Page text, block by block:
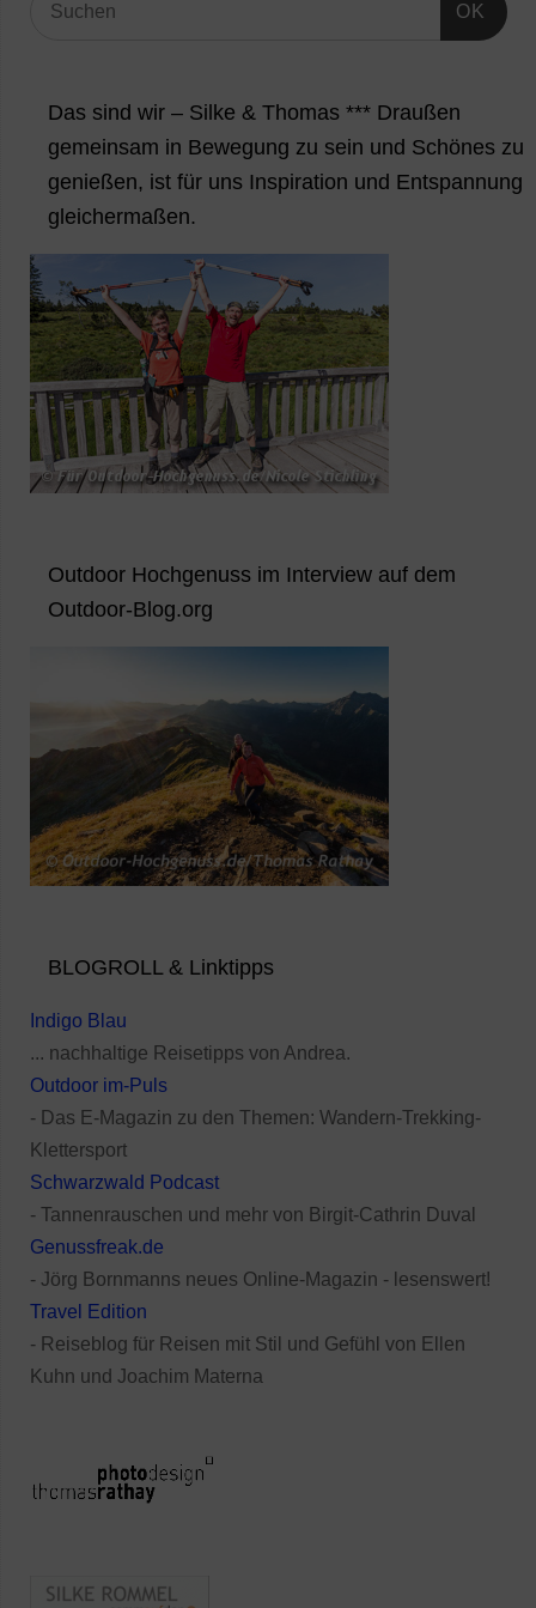
OK
Das sind wir – Silke & Thomas *** Draußen
gemeinsam in Bewegung zu sein und Schönes zu
genießen, ist für uns Inspiration und Entspannung
gleichermaßen.
Outdoor Hochgenuss im Interview auf dem
Outdoor-Blog.org
BLOGROLL & Linktipps
Indigo Blau
... nachhaltige Reisetipps von Andrea.
Outdoor im-Puls
- Das E-Magazin zu den Themen: Wandern-Trekking-
Klettersport
Schwarzwald Podcast
- Tannenrauschen und mehr von Birgit-Cathrin Duval
Genussfreak.de
- Jörg Bornmanns neues Online-Magazin - lesenswert!
Travel Edition
- Reiseblog für Reisen mit Stil und Gefühl von Ellen
Kuhn und Joachim Materna